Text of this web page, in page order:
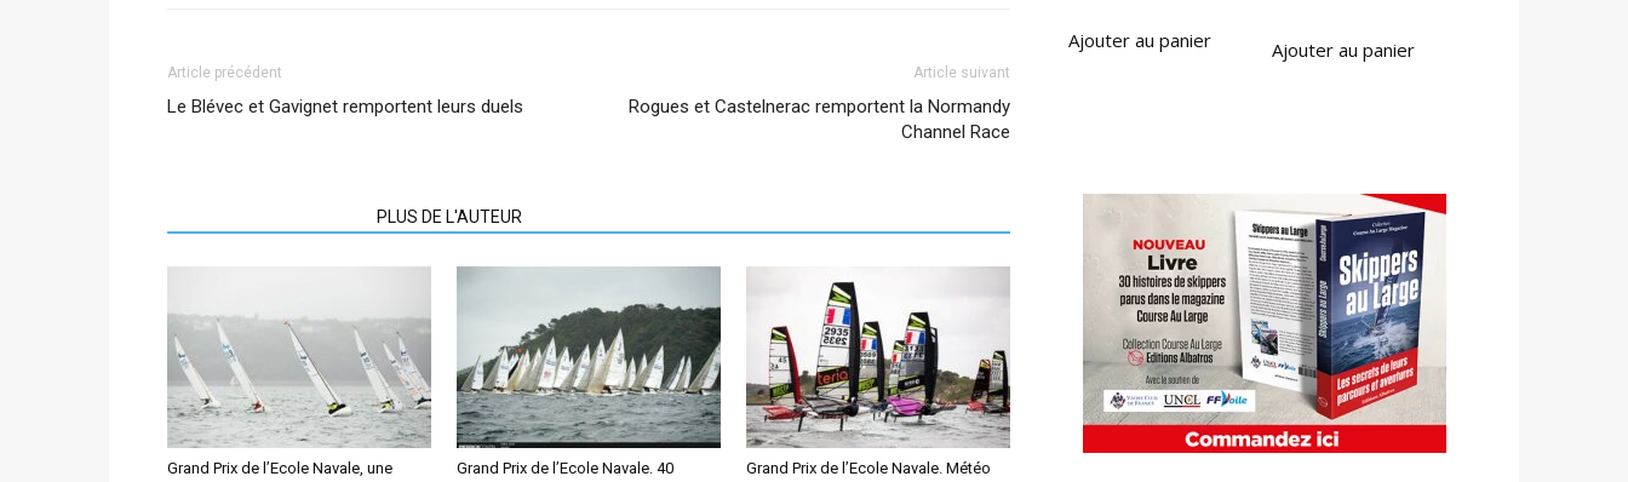
Article précédent
Le Blévec et Gavignet remportent leurs duels
Article suivant
Rogues et Castelnerac remportent la Normandy
Channel Race
PLUS DE L'AUTEUR
Grand Prix de l’Ecole Navale, une
Grand Prix de l’Ecole Navale. 40
Grand Prix de l’Ecole Navale. Météo
Ajouter au panier Ajouter au panier